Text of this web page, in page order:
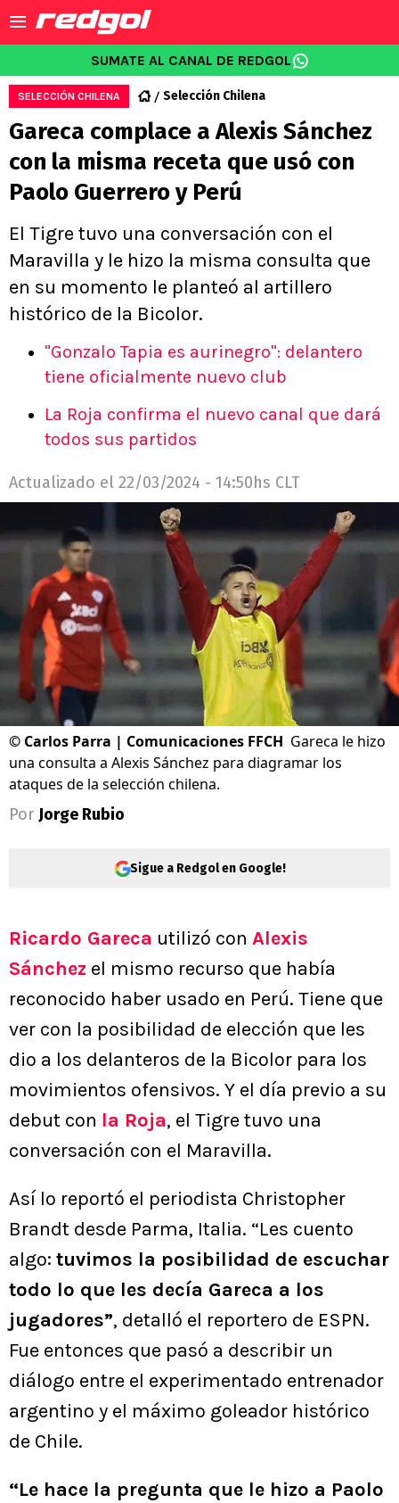
SUMATE AL CANAL DE REDGOL
SELECCIÓN CHILENA Selección Chilena
Gareca complace a Alexis Sánchez
con la misma receta que usó con
Paolo Guerrero y Perú
El Tigre tuvo una conversación con el
Maravilla y le hizo la misma consulta que
en su momento le planteó al artillero
histórico de la Bicolor.
"Gonzalo Tapia es aurinegro": delantero
tiene oficialmente nuevo club
La Roja confirma el nuevo canal que dará
todos sus partidos
Actualizado el 22/03/2024 - 14:50hs CLT
© Carlos Parra | Comunicaciones FFCH Gareca le hizo
una consulta a Alexis Sánchez para diagramar los
ataques de la selección chilena.
Por Jorge Rubio
Sigue a Redgol en Google!
Ricardo Gareca utilizó con Alexis
Sánchez el mismo recurso que había
reconocido haber usado en Perú. Tiene que
ver con la posibilidad de elección que les
dio a los delanteros de la Bicolor para los
movimientos ofensivos. Y el día previo a su
debut con la Roja, el Tigre tuvo una
conversación con el Maravilla.
Así lo reportó el periodista Christopher
Brandt desde Parma, Italia. “Les cuento
algo: tuvimos la posibilidad de escuchar
todo lo que les decía Gareca a los
jugadores”, detalló el reportero de ESPN.
Fue entonces que pasó a describir un
diálogo entre el experimentado entrenador
argentino y el máximo goleador histórico
de Chile.
“Le hace la pregunta que le hizo a Paolo